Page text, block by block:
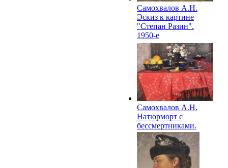
Самохвалов А.Н.
Эскиз к картине
"Степан Разин".
1950-е
Самохвалов А.Н.
Натюрморт с
бессмертниками.
1956